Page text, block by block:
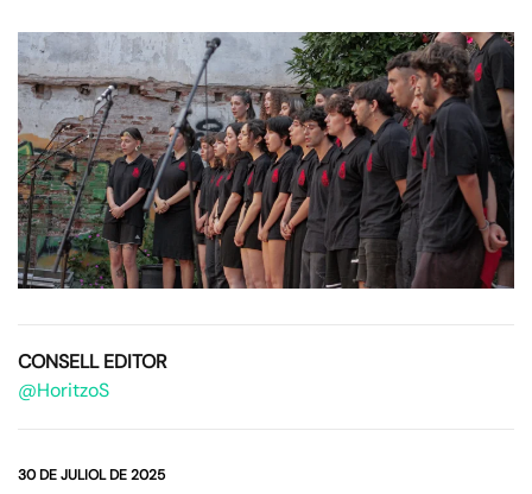
CONSELL EDITOR
@HoritzoS
30 DE JULIOL DE 2025